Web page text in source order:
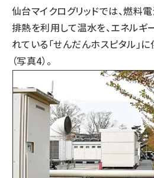
仙台マイクログリッドでは、燃料
排熱を利用して温水を、エネル
れている「せんだんホスピタル」
（写真4）。